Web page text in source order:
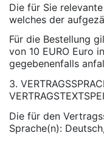
Die für Sie
welches der
Für die Bestellung
von 10 EURO Euro
gegebenenfalls
3.
Die für den
Sprache(n):